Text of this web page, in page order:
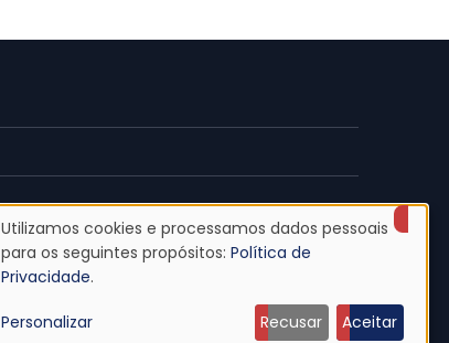
Uso
de
Utilizamos cookies e processamos dados pessoais
para os seguintes propósitos: Política de
Privacidade.
Personalizar Recusar Aceitar